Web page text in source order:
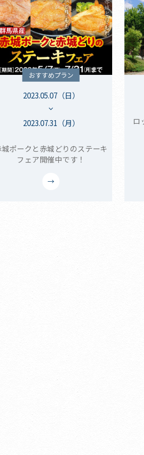
おすすめプラン
2023.05.07（日）
2023.07.31（月）
城ポークと赤城どりのステーキ
フェア開催中です！
ロ